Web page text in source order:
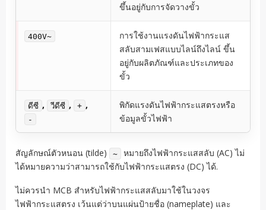
ขึ้นอยู่กับการจัดวางขั้ว
400V~
การใช้งานแรงดันไฟฟ้ากระแส
สลับสามเฟสแบบไลน์ถึงไลน์ ขึ้น
อยู่กับผลิตภัณฑ์และประเภทของ
ขั้ว
ดีซี , วีดีซี , + ,
-
พิกัดแรงดันไฟฟ้ากระแสตรงหรือ
ข้อมูลขั้วไฟฟ้า
สัญลักษณ์ตัวหนอน (tilde) ~
หมายถึงไฟฟ้ากระแสสลับ (AC) ไม่
ได้หมายความว่าสามารถใช้กับไฟฟ้ากระแสตรง (DC) ได้.
ไม่ควรนำ MCB สำหรับไฟฟ้ากระแสสลับมาใช้ในวงจร
ไฟฟ้ากระแสตรง เว้นแต่ว่าบนแผ่นป้ายชื่อ (nameplate) และ